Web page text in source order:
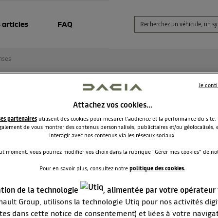
articles FAQ
ericdan
Le8 juin 2021à21:01
morts à 12000 kms les arrière sont à 7 mm.
vu ça , je roule en montagne mais la ça me dépasse,
des michelin alpin ont fait 20000 kms mais c'était
100 % hiver.
pas un peu surcoté ces nokian !
Attachez vos cookies…
partenairesutilisent des cookies pour mesurer l'audience et la performance du site.
de vous montrer des contenus personnalisés, publicitaires et/ou géolocalisés,
interagir avec nos contenus via les réseaux sociaux.
moment, vous pourrez modifier vos choix dans la rubrique "Gérer mes cookies" de
Pour en savoir plus, consultez notrepolitique des cookies.
de la technologie
, alimentée par votre opérateur
Group, utilisons la technologie Utiq pour nos activités
dans cette notice de consentement) et liées à votre
Je